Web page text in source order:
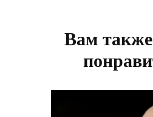
Вам